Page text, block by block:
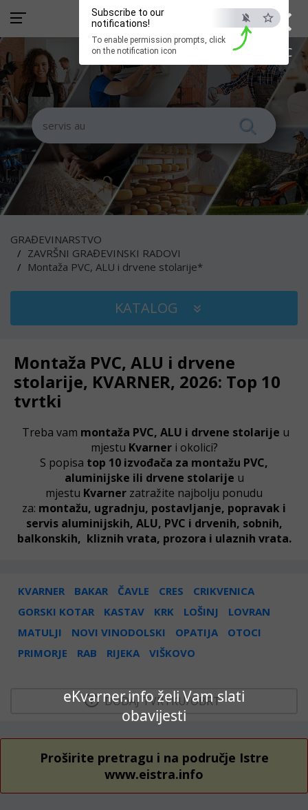
×
ESC
eKvarner.info želi Vam slati
obavijesti
Subscribe to our
notifications!
To enable permission prompts, click
on the notification icon
GRAĐEVINARSTVO
ZAVRŠNI GRAĐEVINSKI RADOVI
Montaža PVC, ALU i drvene stolarije*
KATALOG
Montaža PVC, ALU i drvene
stolarije, KVARNER, 2026: Top 10
tvrtki
Treba vam montaža PVC, ALU i drvene stolarije u
mjestu Kvarneri okolici?
S popisa top 10 izvođača za montažu PVC,
aluminijske ili drvene stolarije u
mjestu Kvarner zatražite najbolju ponudu
za: montažu, ugradnju, postavljanje, popravak i
servis aluminijskih, ALU, PVC i drvenih, sobnih,
balkonskih, kliznih vrata, prozora i ulaznih vrata.
KVARNER BAKAR ČAVLE CRES
CRIKVENICA
GORSKI KOTAR
KASTAV KRK LOŠINJ
LOVRAN
MATULJI
NOVI VINODOLSKI OPATIJA
OTOCI
PRIMORJE
RAB RIJEKA VIŠKOVO
DODAJ TVRTKU/OBRT
Proširite pretragu i na područje Istre
www.eistra.info